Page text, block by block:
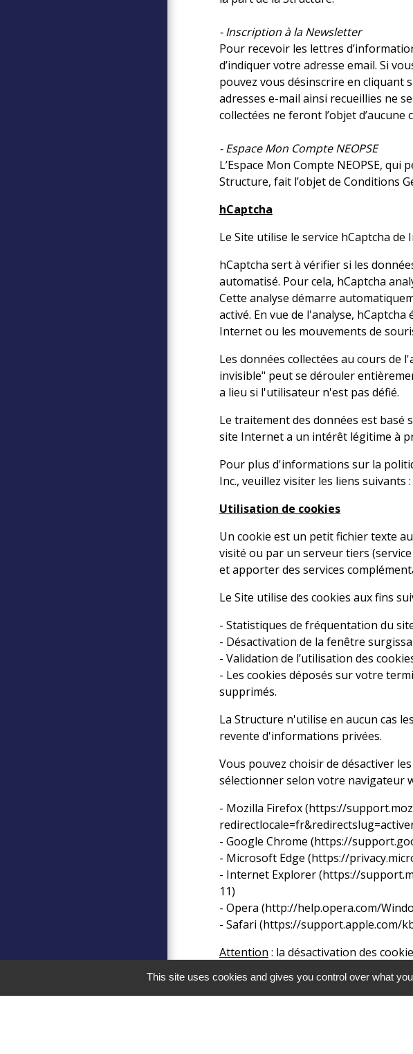
- Inscription à la Newsletter
Pour recevoir les lettres
d’indiquer votre adresse email. Si
pouvez vous désinscrire en cliquant
adresses e-mail ainsi recueillies ne
collectées ne feront l’objet
- Espace Mon Compte NEOPSE
L’Espace Mon Compte NEOPSE,
Structure, fait l’objet de Conditions
hCaptcha
Le Site utilise le service hCaptcha
hCaptcha sert à vérifier si les
automatisé. Pour cela, hCaptcha
Cette analyse démarre
activé. En vue de l'analyse,
Internet ou les mouvements de
Les données collectées au cours de
invisible" peut se dérouler
a lieu si l'utilisateur n'est pas défié.
Le traitement des données est basé
site Internet a un intérêt légitime à
Pour plus d'informations sur la
Inc., veuillez visiter les liens suivants :
Utilisation de cookies
Un cookie est un petit fichier texte
visité ou par un serveur tiers
et apporter des services
Le Site utilise des cookies aux fins
- Statistiques de fréquentation du
- Désactivation de la fenêtre
- Validation de l’utilisation des
- Les cookies déposés sur votre
supprimés.
La Structure n'utilise en aucun cas
revente d'informations privées.
Vous pouvez choisir de désactiver
sélectionner selon votre navigateur
- Mozilla Firefox (https://
- Google Chrome (https://
- Microsoft Edge (https://
- Internet Explorer (https://
11)
- Opera (http://help.opera.com/
- Safari (https://support.apple.com/
Attention : la désactivation des
This site uses cookies and gives you control over what